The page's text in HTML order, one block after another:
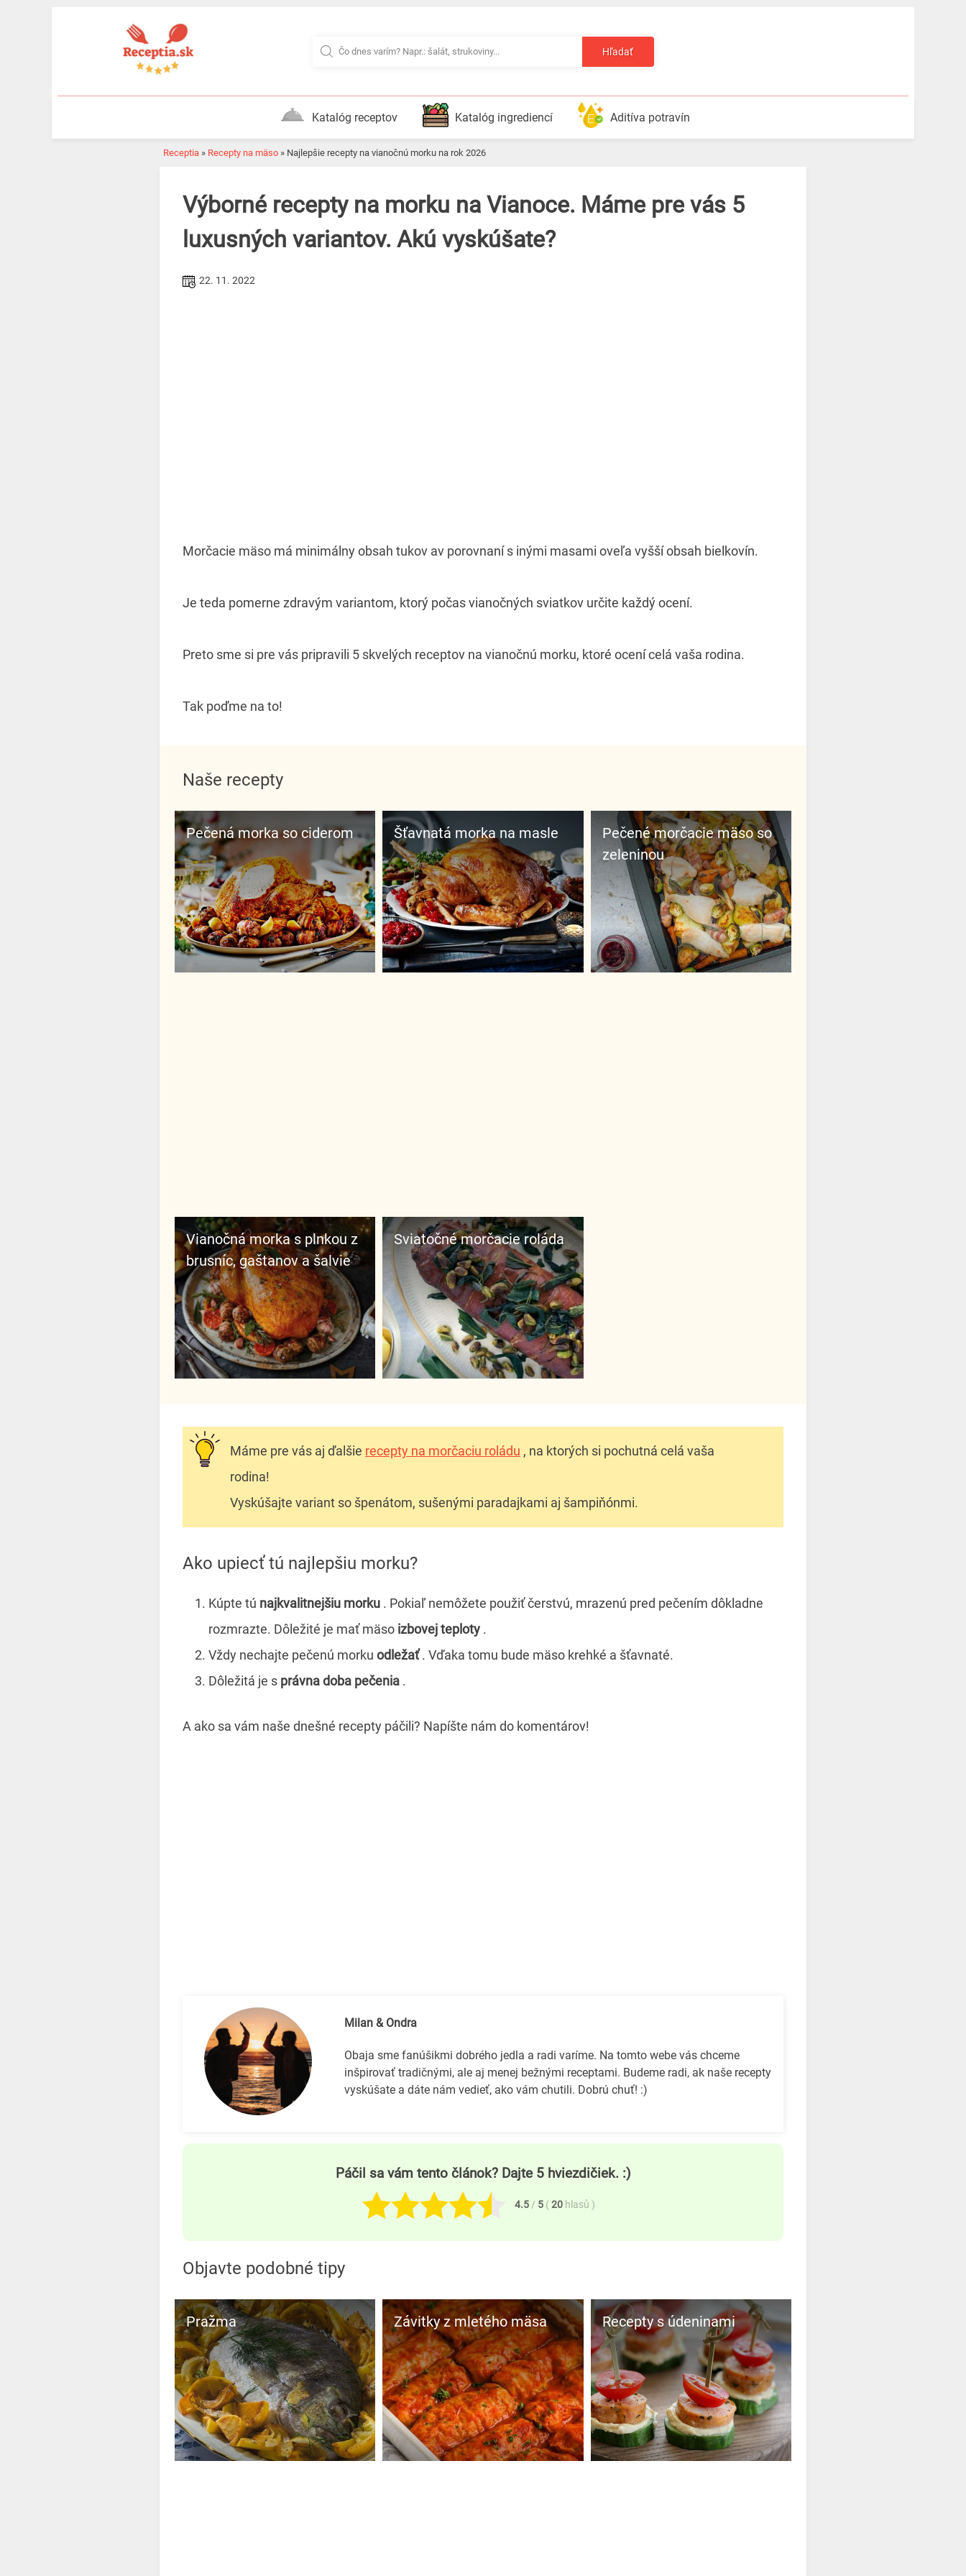
Hľadať
Katalóg receptov Katalóg ingrediencí Aditíva potravín
Receptia » Recepty na mäso » Najlepšie recepty na vianočnú morku na rok 2026
Výborné recepty na morku na Vianoce. Máme pre vás 5
luxusných variantov. Akú vyskúšate?
22. 11. 2022
Morčacie mäso má minimálny obsah tukov av porovnaní s inými masami oveľa vyšší obsah bielkovín.
Je teda pomerne zdravým variantom, ktorý počas vianočných sviatkov určite každý ocení.
Preto sme si pre vás pripravili 5 skvelých receptov na vianočnú morku, ktoré ocení celá vaša rodina.
Tak poďme na to!
Naše recepty
Pečená morka so ciderom Šťavnatá morka na masle
Pečené morčacie mäso so
zeleninou
Vianočná morka s plnkou z
brusníc, gaštanov a šalvie
Sviatočné morčacie roláda
Máme pre vás aj ďalšie recepty na morčaciu roládu , na ktorých si pochutná celá vaša
rodina!
Vyskúšajte variant so špenátom, sušenými paradajkami aj šampiňónmi.
Ako upiecť tú najlepšiu morku?
Kúpte tú najkvalitnejšiu morku . Pokiaľ nemôžete použiť čerstvú, mrazenú pred pečením dôkladne
rozmrazte. Dôležité je mať mäso izbovej teploty .
Vždy nechajte pečenú morku odležať. Vďaka tomu bude mäso krehké a šťavnaté.
Dôležitá je s právna doba pečenia .
A ako sa vám naše dnešné recepty páčili? Napíšte nám do komentárov!
Milan & Ondra
Obaja sme fanúšikmi dobrého jedla a radi varíme. Na tomto webe vás chceme
inšpirovať tradičnými, ale aj menej bežnými receptami. Budeme radi, ak naše recepty
vyskúšate a dáte nám vedieť, ako vám chutili. Dobrú chuť! :)
Páčil sa vám tento článok? Dajte 5 hviezdičiek. :)
4.5 / 5 (20 hlasů )
Objavte podobné tipy
Pražma Závitky z mletého mäsa Recepty s údeninami